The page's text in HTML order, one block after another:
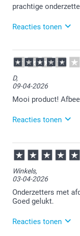
prachtige
Reacties tonen
15-04-2026
13:13
Bedankt voor
D,
09-04-2026
Mooi product!
Reacties tonen
15-04-2026
11:33
Bedankt voor
onderzetters.
Winkels,
03-04-2026
Onderzetters met
Goed gelukt.
Reacties tonen